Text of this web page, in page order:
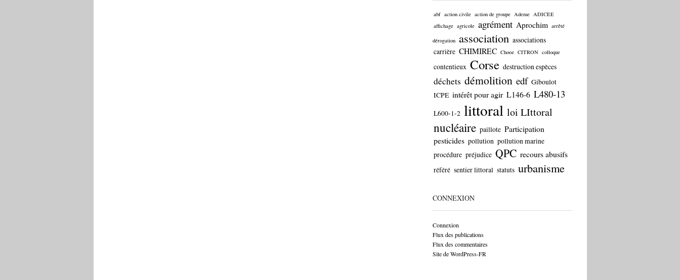
abf action civile action de groupe Ademe ADICEE
affichage agricole agrément Aprochim arrêté
dérogation association associations
carrière CHIMIREC Chooz CITRON colloque
contentieux Corse destruction espèces
déchets démolition edf Giboulot
ICPE intérêt pour agir L146-6 L480-13
L600-1-2 littoral loi LIttoral
nucléaire paillote Participation
pesticides pollution pollution marine
procédure préjudice QPC recours abusifs
référé sentier littoral statuts urbanisme
CONNEXION
Connexion
Flux des publications
Flux des commentaires
Site de WordPress-FR